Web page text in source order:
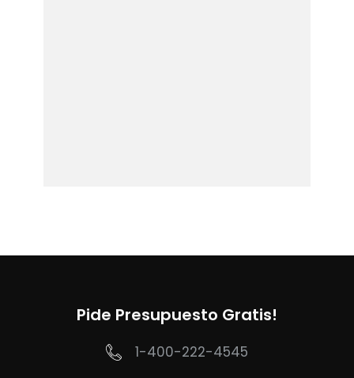
Pide Presupuesto Gratis!
1-400-222-4545